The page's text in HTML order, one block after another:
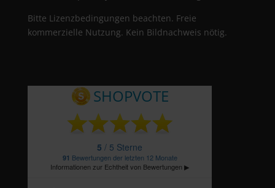
Bitte Lizenzbedingungen beachten. Freie
kommerzielle Nutzung. Kein Bildnachweis nötig.